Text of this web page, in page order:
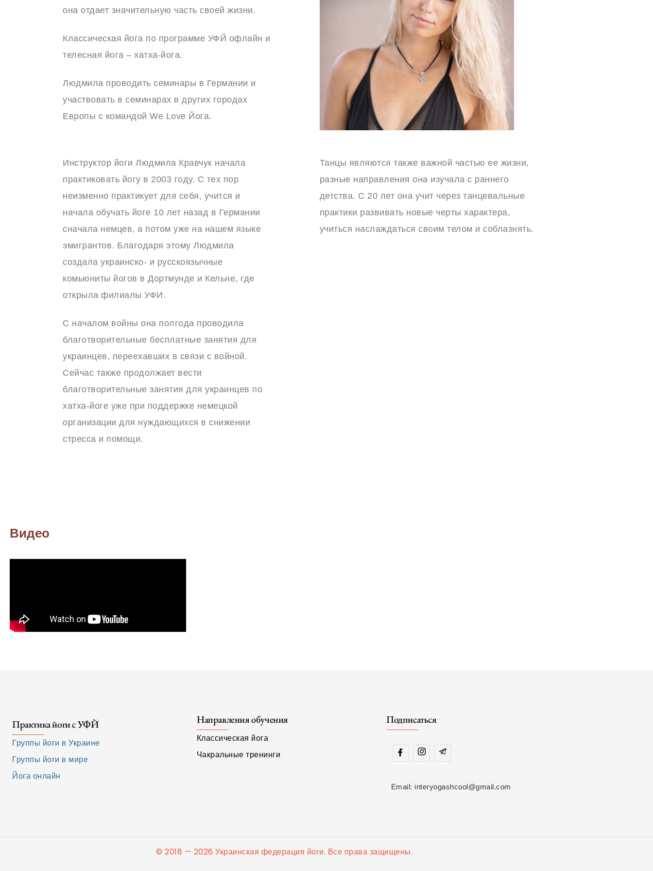
она отдает значительную часть своей жизни.
Классическая йога по программе УФЙ офлайн и
телесная йога – хатха-йога.
Людмила проводить семинары в Германии и
участвовать в семинарах в других городах
Европы с командой We Love Йога.
Инструктор йоги Людмила Кравчук начала
практиковать йогу в 2003 году. С тех пор
неизменно практикует для себя, учится и
начала обучать йоге 10 лет назад в Германии
сначала немцев, а потом уже на нашем языке
эмигрантов. Благодаря этому Людмила
создала украинско- и русскоязычные
комьюниты йогов в Дортмунде и Кельне, где
открыла филиалы УФИ.
С началом войны она полгода проводила
благотворительные бесплатные занятия для
украинцев, переехавших в связи с войной.
Сейчас также продолжает вести
благотворительные занятия для украинцев по
хатха-йоге уже при поддержке немецкой
организации для нуждающихся в снижении
стресса и помощи.
Танцы являются также важной частью ее жизни,
разные направления она изучала с раннего
детства. С 20 лет она учит через танцевальные
практики развивать новые черты характера,
учиться наслаждаться своим телом и соблазнять.
Видео
Практика йоги с УФЙ
Группы йоги в Украине
Группы йоги в мире
Йога онлайн
Направления обучения
Классическая йога
Чакральные тренинги
Подписаться
Email: interyogashcool@gmail.com
© 2018 — 2026 Украинская федерация йоги. Все права защищены.